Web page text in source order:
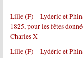
r
:
Lille (F) – Lyderic et
1825, pour les fêtes
Charles X
Lille (F) – Lydéric et